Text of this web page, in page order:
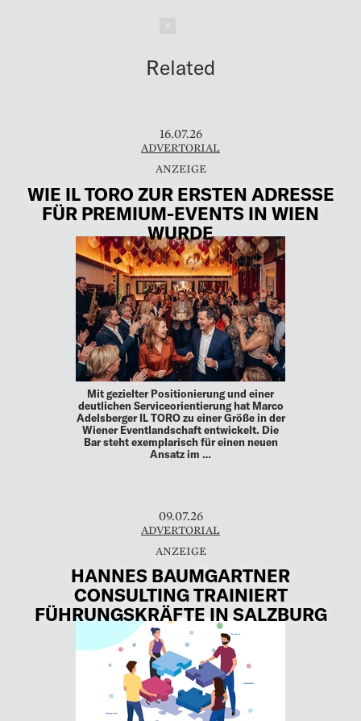
Related
16.07.26
ADVERTORIAL
WIE IL TORO ZUR ERSTEN ADRESSE
FÜR PREMIUM-EVENTS IN WIEN
WURDE
Mit gezielter Positionierung und einer
deutlichen Serviceorientierung hat Marco
Adelsberger IL TORO zu einer Größe in der
Wiener Eventlandschaft entwickelt. Die
Bar steht exemplarisch für einen neuen
Ansatz im …
09.07.26
ADVERTORIAL
HANNES BAUMGARTNER
CONSULTING TRAINIERT
FÜHRUNGSKRÄFTE IN SALZBURG